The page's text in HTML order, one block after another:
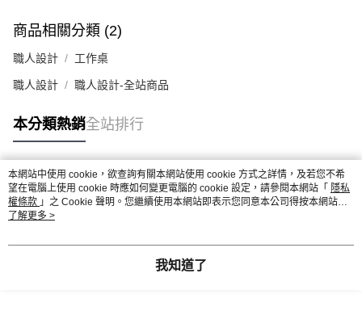
商品相關分類 (2)
職人設計 工作桌
職人設計 職人設計-全站商品
本分類熱銷全站排行
熱門標籤
本網站中使用 cookie，欲查詢有關本網站使用 cookie 方式之詳情，及若您不希
望在電腦上使用 cookie 時應如何變更電腦的 cookie 設定，請參閱本網站「 隱私
權條款 」之 Cookie 聲明。您繼續使用本網站即表示您同意本公司得按本網站使
用條款之 Cookie 聲明使用 cookie。
了解更多 >
我知道了